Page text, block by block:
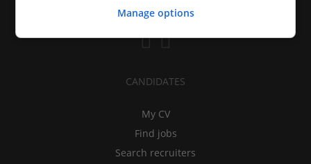
CANDIDATES
My CV
Find jobs
Search recruiters
Manage options